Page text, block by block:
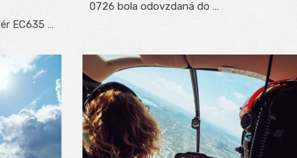
EC635 …
0726 bola odovzdaná do …